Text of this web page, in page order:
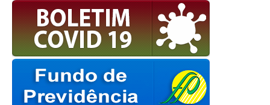
powered by WPCookiePro